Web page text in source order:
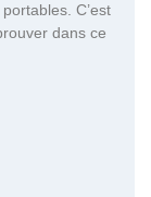
C’est
dans ce